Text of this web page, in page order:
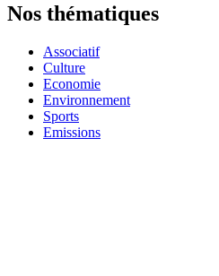
Nos thématiques
Associatif
Culture
Economie
Environnement
Sports
Emissions